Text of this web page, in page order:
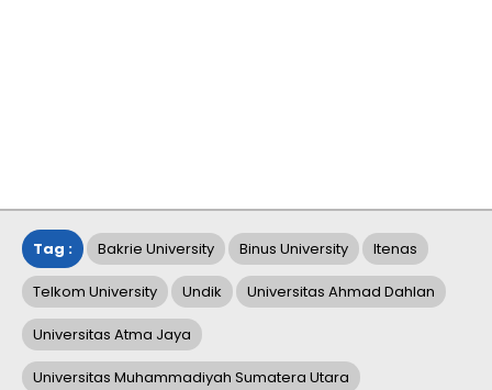
Tag : Bakrie University Binus University Itenas
Telkom University Undik Universitas Ahmad Dahlan
Universitas Atma Jaya
Universitas Muhammadiyah Sumatera Utara